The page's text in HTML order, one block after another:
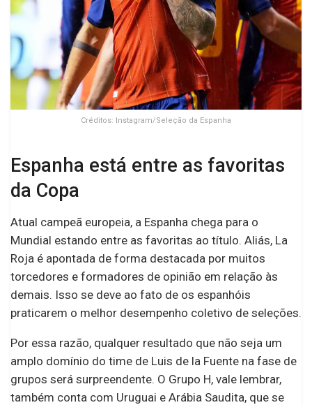
Créditos: Instagram/Seleção da Espanha
Espanha está entre as favoritas
da Copa
Atual campeã europeia, a Espanha chega para o
Mundial estando entre as favoritas ao título. Aliás, La
Roja é apontada de forma destacada por muitos
torcedores e formadores de opinião em relação às
demais. Isso se deve ao fato de os espanhóis
praticarem o melhor desempenho coletivo de seleções.
Por essa razão, qualquer resultado que não seja um
amplo domínio do time de Luis de la Fuente na fase de
grupos será surpreendente. O Grupo H, vale lembrar,
também conta com Uruguai e Arábia Saudita, que se